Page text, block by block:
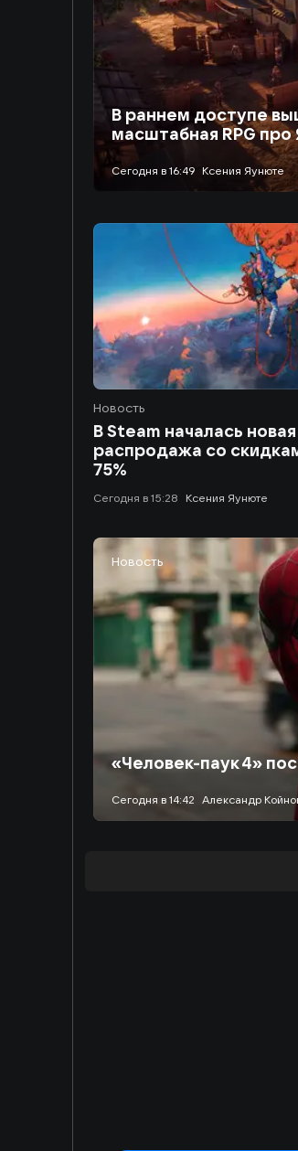
В раннем доступе
масштабная RPG
сегодня в 16:49 Ксения Яунюте
Новость
В Steam началась новая
распродажа со
75%
сегодня в 15:28 Ксения Яунюте
Новость
«Человек-паук 4»
сегодня в 14:42 Александр